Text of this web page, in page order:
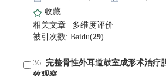
)
36.